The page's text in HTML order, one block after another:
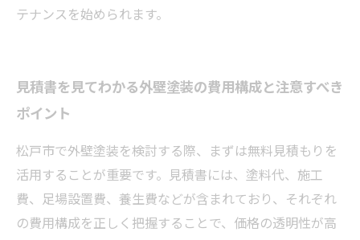
テナンスを始められます。
見積書を見てわかる外壁塗装の費用構成と注意すべき
ポイント
松戸市で外壁塗装を検討する際、まずは無料見積もりを
活用することが重要です。見積書には、塗料代、施工
費、足場設置費、養生費などが含まれており、それぞれ
の費用構成を正しく把握することで、価格の透明性が高